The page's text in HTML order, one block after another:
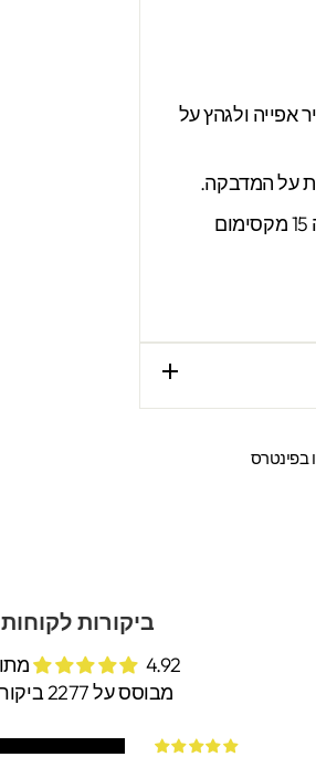
אפייה ולגהץ על
על המדבקה.
חום מגהץ 150 מעלות. זמן גיהוץ הלוך ושוב על הנייר אפייה 15 מקסימום
בפינטרס
ביקורות לקוחות
4.92 מתוך 5
מבוסס על 2277 ביקורות